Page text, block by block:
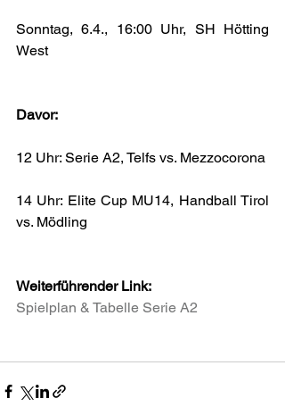
Sonntag, 6.4., 16:00 Uhr, SH Hötting
West
Davor:
12 Uhr: Serie A2, Telfs vs. Mezzocorona
14 Uhr: Elite Cup MU14, Handball Tirol
vs. Mödling
Weiterführender Link:
Spielplan & Tabelle Serie A2